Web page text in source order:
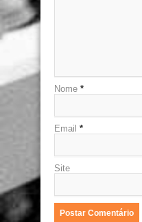
Nome *
Email *
Site